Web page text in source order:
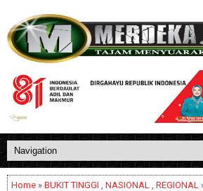
Home » BUKIT TINGGI , NASIONAL , REGIONAL